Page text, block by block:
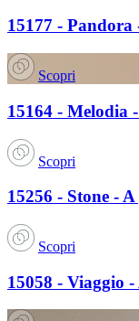
15177 - Pandora
Scopri
15164 - Melodia
Scopri
15256 - Stone -
Scopri
15058 - Viaggio -